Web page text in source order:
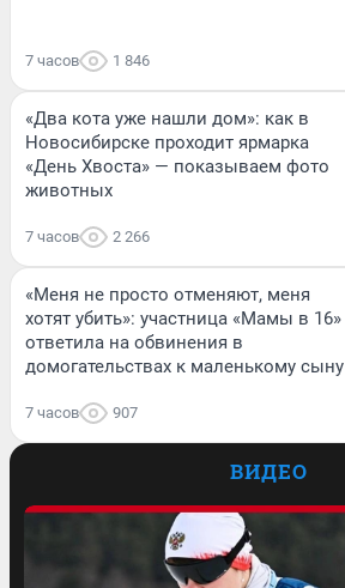
7 часов 1 846
«Два кота уже нашли дом»: как в
Новосибирске проходит ярмарка
«День Хвоста» — показываем фото
животных
7 часов 2 266
«Меня не просто отменяют, меня
хотят убить»: участница «Мамы в 16»
ответила на обвинения в
домогательствах к маленькому сыну
7 часов 907
ВИДЕО